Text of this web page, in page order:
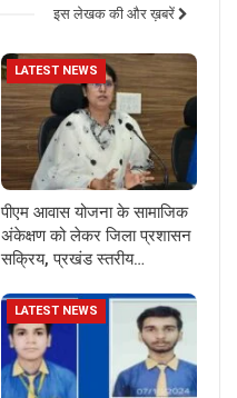
इस लेखक की और ख़बरें
LATEST NEWS
पीएम आवास योजना के सामाजिक
अंकेक्षण को लेकर जिला प्रशासन
सक्रिय, प्रखंड स्तरीय…
LATEST NEWS